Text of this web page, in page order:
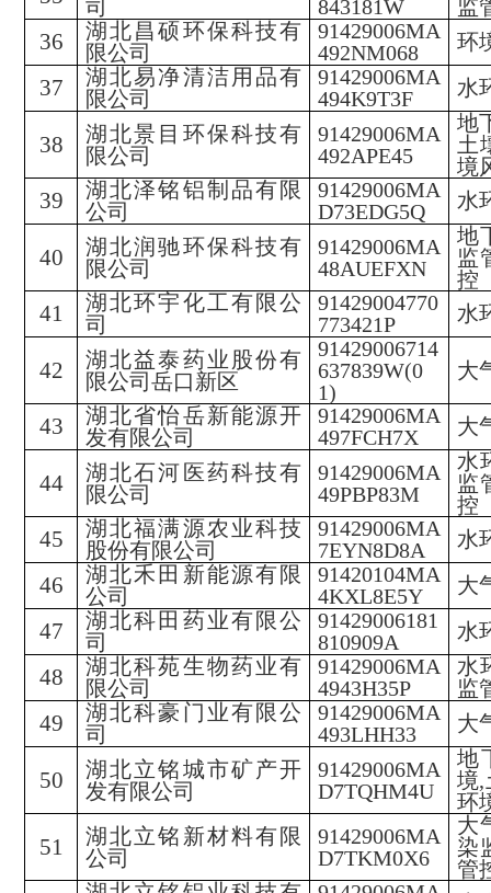
司
843181W
监
36
湖北昌硕环保科技有
限公司
91429006MA
492NM068
环
37
湖北易净清洁用品有
限公司
91429006MA
494K9T3F
水
38
湖北景目环保科技有
限公司
91429006MA
492APE45
地
土
境
39
湖北泽铭铝制品有限
公司
91429006MA
D73EDG5Q
水
40
湖北润驰环保科技有
限公司
91429006MA
48AUEFXN
地
监
控
41
湖北环宇化工有限公
司
91429004770
773421P
水
42
湖北益泰药业股份有
限公司岳口新区
91429006714
637839W(0
1)
大
43
湖北省怡岳新能源开
发有限公司
91429006MA
497FCH7X
大
44
湖北石河医药科技有
限公司
91429006MA
49PBP83M
水
监
控
45
湖北福满源农业科技
股份有限公司
91429006MA
7EYN8D8A
水
46
湖北禾田新能源有限
公司
91420104MA
4KXL8E5Y
大
47
湖北科田药业有限公
司
91429006181
810909A
水
48
湖北科苑生物药业有
限公司
91429006MA
4943H35P
水
监
49
湖北科豪门业有限公
司
91429006MA
493LHH33
大
50
湖北立铭城市矿产开
发有限公司
91429006MA
D7TQHM4U
地
境,
环
51
湖北立铭新材料有限
公司
91429006MA
D7TKM0X6
大
染
管